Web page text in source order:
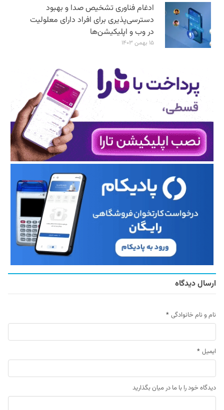
ادغام فناوری تشخیص صدا و بهبود
دسترسی‌پذیری برای افراد دارای معلولیت
در وب و اپلیکیشن‌ها
۱۵ بهمن ۱۴۰۳
ارسال دیدگاه
نام و نام خانوادگی *
ایمیل *
دیدگاه خود را با ما در میان بگذارید